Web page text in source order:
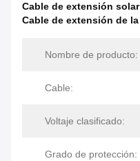
Cable de extensión solar
Cable de extensión de
Nombre de producto:
Cable:
Voltaje clasificado:
Grado de protección: